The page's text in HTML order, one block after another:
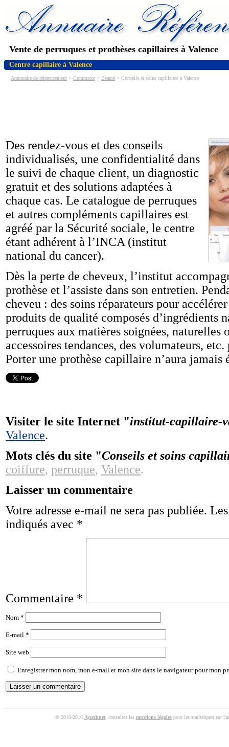
Vente de perruques et prothèses capillaires à Valence
Centre capillaire à Valence
Annnuaire de référencement > Commerce > Beauté > Conseils et soins capillaires à Valence
Des rendez-vous et des conseils
individualisés, une confidentialité dans
le suivi de chaque client, un diagnostic
gratuit et des solutions adaptées à
chaque cas. Le catalogue de perruques
et autres compléments capillaires est
agréé par la Sécurité sociale, le centre
étant adhérent à l’INCA (institut
national du cancer).
Dès la perte de cheveux, l’institut
prothèse et l’assiste dans son entretien.
cheveu : des soins réparateurs pour
produits de qualité composés d’ingrédients
perruques aux matières soignées, naturelles
accessoires tendances, des volumateurs,
Porter une prothèse capillaire n’aura jamais
Visiter le site Internet "institut-capillaire-
Valence.
Mots clés du site "Conseils et soins
coiffure, perruque, Valence.
Laisser un commentaire
Votre adresse e-mail ne sera pas publiée.
indiqués avec *
Commentaire *
Nom *
E-mail *
Site web
Enregistrer mon nom, mon e-mail et mon site dans le navigateur pour mon
© 2010-2016 Aytechnet , consultez les mentions légales pour les statistiques sur